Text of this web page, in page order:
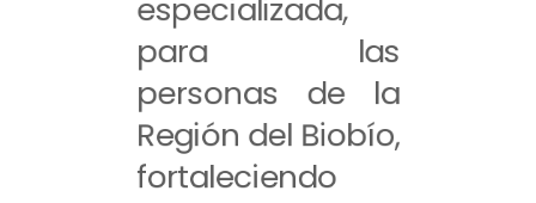
especializada,
para las
personas de la
Región del Biobío,
fortaleciendo